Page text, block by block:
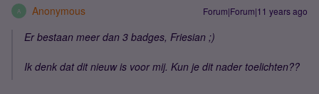
A Anonymous Forum|Forum|11 years ago
Er bestaan meer dan 3 badges, Friesian ;)
Ik denk dat dit nieuw is voor mij. Kun je dit nader toelichten??